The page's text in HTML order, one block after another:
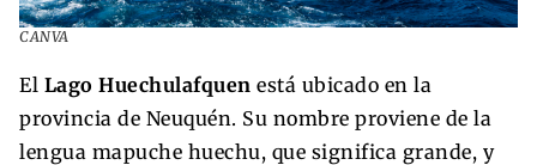
CANVA
El Lago Huechulafquen está ubicado en la
provincia de Neuquén. Su nombre proviene de la
lengua mapuche huechu, que significa grande, y